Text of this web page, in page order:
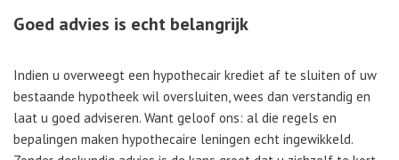
Goed advies is echt belangrijk
Indien u overweegt een hypothecair krediet af te sluiten of uw
bestaande hypotheek wil oversluiten, wees dan verstandig en
laat u goed adviseren. Want geloof ons: al die regels en
bepalingen maken hypothecaire leningen echt ingewikkeld.